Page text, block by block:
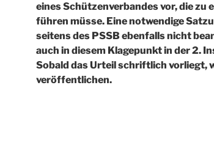
eines Schützenverbandes vor, die zu
führen müsse. Eine notwendige
seitens des PSSB ebenfalls nicht
auch in diesem Klagepunkt in der 2.
Sobald das Urteil schriftlich vorliegt,
veröffentlichen.